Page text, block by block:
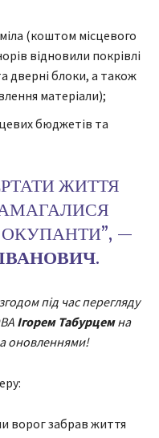
(коштом місцевого
відновили покрівлі
дверні блоки, а також
матеріали);
бюджетів та
ЖИТТЯ
ОКУПАНТИ”, —
.
під час перегляду
Ігорем Табурцемна
оновленнями!
ворог забрав життя